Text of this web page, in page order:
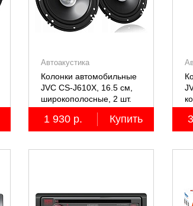
Автоакустика
Колонки автомобильные
JVC CS-J610X, 16.5 см,
широкополосные, 2 шт.
1 930 р. Купить